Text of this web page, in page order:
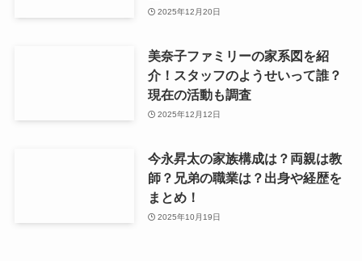
2025年12月20日
美奈子ファミリーの家系図を紹
介！スタッフのようせいって誰？
現在の活動も調査
2025年12月12日
今永昇太の家族構成は？両親は教
師？兄弟の職業は？出身や経歴を
まとめ！
2025年10月19日